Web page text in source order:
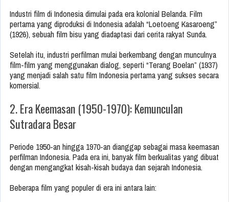
Industri film di Indonesia dimulai pada era kolonial Belanda. Film
pertama yang diproduksi di Indonesia adalah “Loetoeng Kasaroeng”
(1926), sebuah film bisu yang diadaptasi dari cerita rakyat Sunda.
Setelah itu, industri perfilman mulai berkembang dengan munculnya
film-film yang menggunakan dialog, seperti “Terang Boelan” (1937)
yang menjadi salah satu film Indonesia pertama yang sukses secara
komersial.
2. Era Keemasan (1950-1970): Kemunculan
Sutradara Besar
Periode 1950-an hingga 1970-an dianggap sebagai masa keemasan
perfilman Indonesia. Pada era ini, banyak film berkualitas yang dibuat
dengan mengangkat kisah-kisah budaya dan sejarah Indonesia.
Beberapa film yang populer di era ini antara lain: